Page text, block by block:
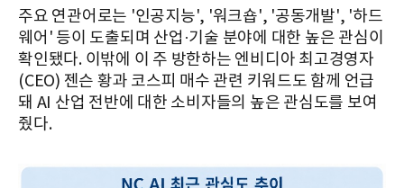
주요 연관어로는 '인공지능', '워크숍', '공동개발', '하드
웨어' 등이 도출되며 산업·기술 분야에 대한 높은 관심이
확인됐다. 이밖에 이 주 방한하는 엔비디아 최고경영자
(CEO) 젠슨 황과 코스피 매수 관련 키워드도 함께 언급
돼 AI 산업 전반에 대한 소비자들의 높은 관심도를 보여
줬다.